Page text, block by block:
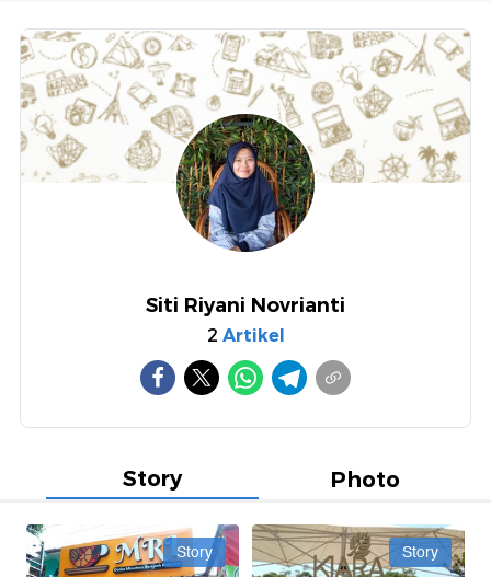
Siti Riyani Novrianti
2 Artikel
Story Photo
Story Story